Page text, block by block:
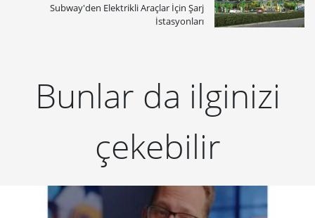
Subway'den Elektrikli Araçlar İçin Şarj
İstasyonları
Bunlar da ilginizi
çekebilir